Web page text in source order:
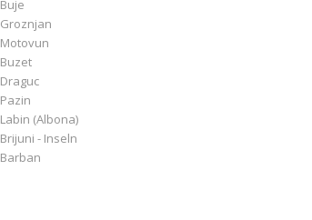
Buje
Groznjan
Motovun
Buzet
Draguc
Pazin
Labin (Albona)
Brijuni - Inseln
Barban